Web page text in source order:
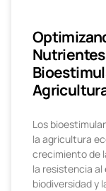
Los
la agricultura
crecimiento de
la resistencia
biodiversidad y